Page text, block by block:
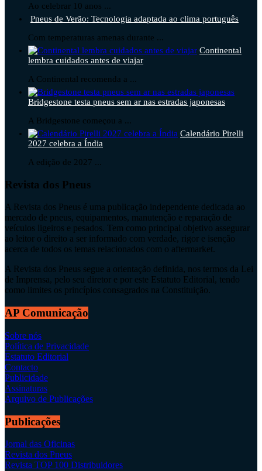
Ao celebrar 10 anos ...
Pneus de Verão: Tecnologia adaptada ao clima português
Com temperaturas amenas durante ...
Continental
lembra cuidados antes de viajar
A Continental recomenda a ...
Bridgestone testa pneus sem ar nas estradas japonesas
A Bridgestone começou a ...
Calendário Pirelli
2027 celebra a Índia
A edição de 2027 ...
Revista dos Pneus
A Revista dos Pneus é uma publicação independente dedicada ao
mercado de pneus, equipamentos, manutenção e reparação de
veículos ligeiros e pesados. Tem como principal objetivo assegurar
ao leitor o direito a ser informado com verdade, rigor e isenção
acerca de todos os temas relacionados com o aftermarket.
A Revista dos Pneus segue a orientação definida, nos termos da Lei
de Imprensa, pelo seu diretor e por este Estatuto Editorial, tendo
como limites os princípios consagrados na Constituição.
AP Comunicação
Sobre nós
Política de Privacidade
Estatuto Editorial
Contacto
Publicidade
Assinaturas
Arquivo de Publicações
Publicações
Jornal das Oficinas
Revista dos Pneus
Revista TOP 100 Distribuidores